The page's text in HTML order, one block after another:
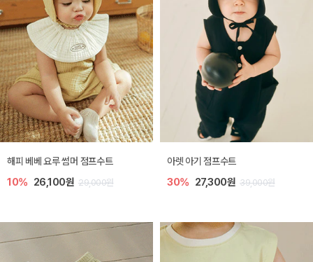
해피 베베 요루 썸머 점프수트
10% 26,100원 29,000원
아렛 아기 점프수트
30% 27,300원 39,000원